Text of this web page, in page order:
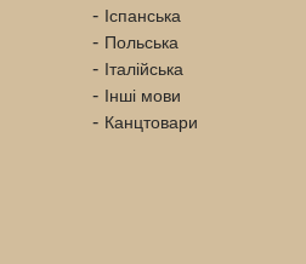
Іспанська
Польська
Італійська
Інші мови
Канцтовари